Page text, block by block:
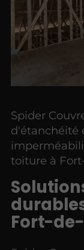
Spider
d'étanchéité
toiture à
Fort-